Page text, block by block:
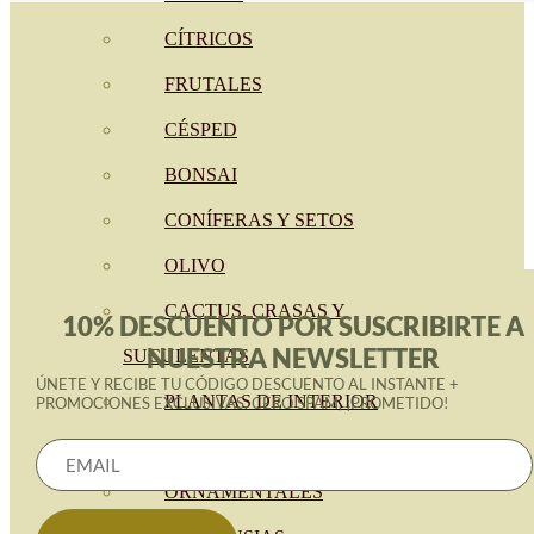
CÍTRICOS
FRUTALES
CÉSPED
BONSAI
CONÍFERAS Y SETOS
OLIVO
CACTUS, CRASAS Y
SUCULENTAS
PLANTAS DE INTERIOR
ORQUIDEAS
ORNAMENTALES
10% DESCUENTO POR SUSCRIBIRTE A
NUESTRA NEWSLETTER
ÚNETE Y RECIBE TU CÓDIGO DESCUENTO AL INSTANTE +
PROMOCIONES EXCLUSIVAS. CERO SPAM, ¡PROMETIDO!